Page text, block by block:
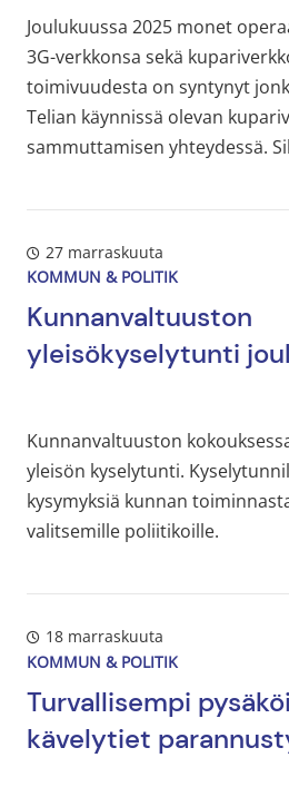
Joulukuussa 2025 monet
3G-verkkonsa sekä
toimivuudesta on syntynyt
Telian käynnissä olevan
sammuttamisen yhteydessä.
27 marraskuuta
KOMMUN & POLITIK
Kunnanvaltuuston
yleisökyselytunti
Kunnanvaltuuston
yleisön kyselytunti.
kysymyksiä kunnan
valitsemille poliitikoille.
18 marraskuuta
KOMMUN & POLITIK
Turvallisempi
kävelytiet